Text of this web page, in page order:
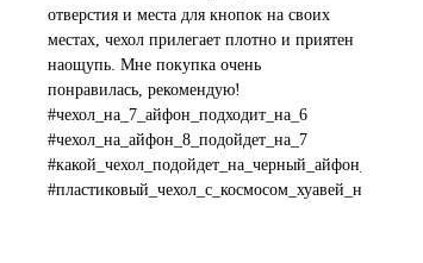
отверстия и места для кнопок на своих
местах, чехол прилегает плотно и приятен
наощупь. Мне покупка очень
понравилась, рекомендую!
#чехол_на_7_айфон_подходит_на_6
#чехол_на_айфон_8_подойдет_на_7
#какой_чехол_подойдет_на_черный_айфон_11
#пластиковый_чехол_с_космосом_хуавей_нова_3i